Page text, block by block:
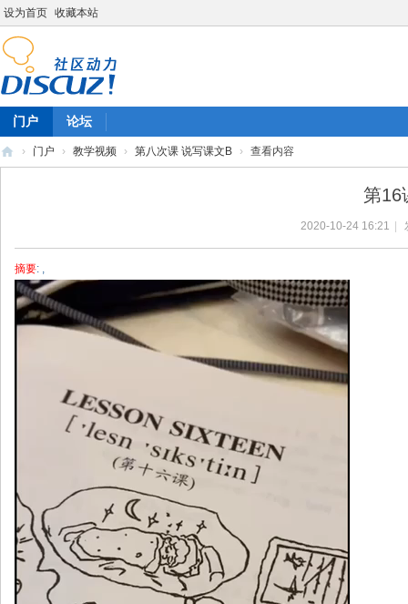
设为首页 收藏本站
门户 论坛
› 门户 › 教学视频 › 第八次课 说写课文B › 查看内容
第16
2020-10-24 16:21
摘要: ,